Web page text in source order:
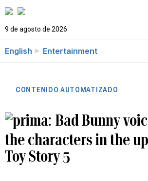
9 de agosto de 2026
English Entertainment
CONTENIDO AUTOMATIZADO
Bad Bunny
the characters in the
Toy Story 5